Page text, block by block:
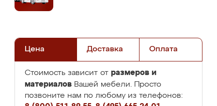
Цена Доставка Оплата
Стоимость зависит от размеров и
материалов Вашей мебели. Просто
позвоните нам по любому из телефонов: